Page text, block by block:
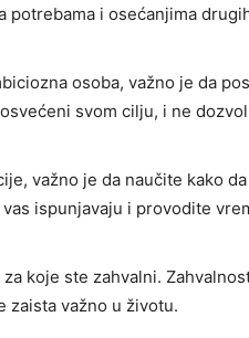
potrebama i osećanjima
osoba, važno je da
svom cilju, i ne
važno je da naučite kako
ispunjavaju i provodite
koje ste zahvalni.
zaista važno u životu.